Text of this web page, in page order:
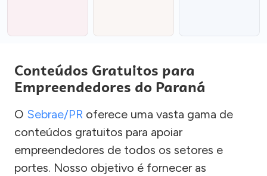
Conteúdos Gratuitos para
Empreendedores do Paraná
O Sebrae/PR oferece uma vasta gama de
conteúdos gratuitos para apoiar
empreendedores de todos os setores e
portes. Nosso objetivo é fornecer as